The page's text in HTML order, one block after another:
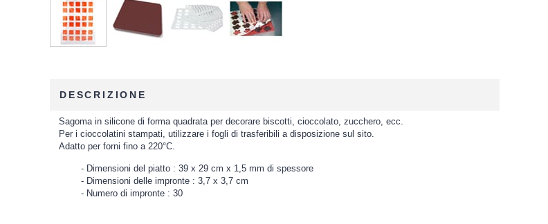
DESCRIZIONE
Sagoma in silicone di forma quadrata per decorare biscotti, cioccolato, zucchero, ecc.
Per i cioccolatini stampati, utilizzare i fogli di trasferibili a disposizione sul sito.
Adatto per forni fino a 220°C.
Dimensioni del piatto : 39 x 29 cm x 1,5 mm di spessore
Dimensioni delle impronte : 3,7 x 3,7 cm
Numero di impronte : 30